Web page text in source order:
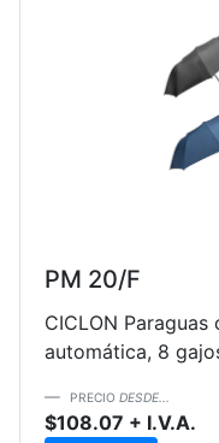
PM 20/F
CICLON
automática, 8
PRECIO DESDE...
$108.07 + I.V.A.